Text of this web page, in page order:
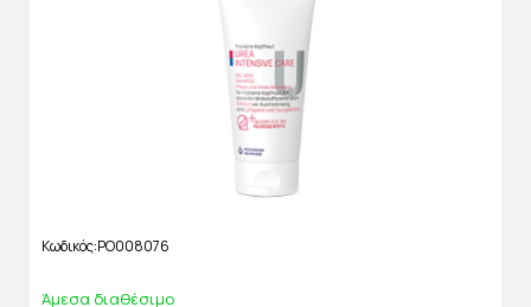
Κωδικός PO008076
Άμεσα διαθέσιμο